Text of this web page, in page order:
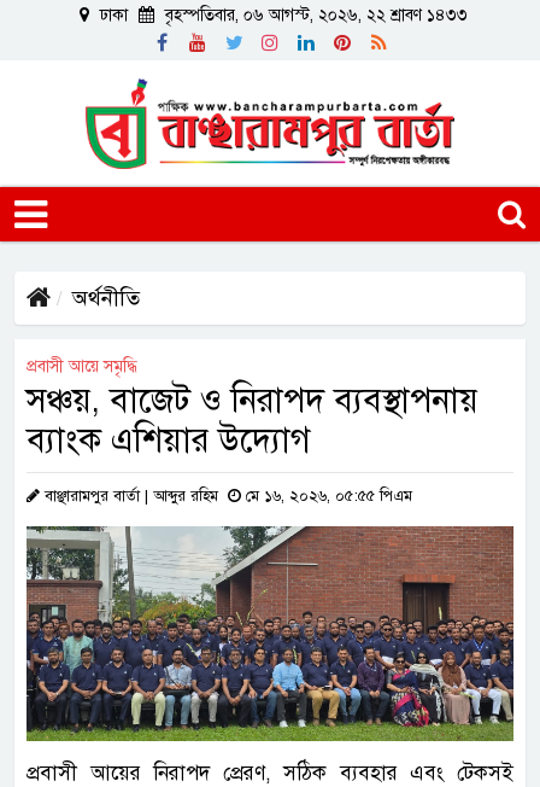
ঢাকা বৃহস্পতিবার, ০৬ আগস্ট, ২০২৬, ২২ শ্রাবণ ১৪৩৩
অর্থনীতি
প্রবাসী আয়ে সমৃদ্ধি
সঞ্চয়, বাজেট ও নিরাপদ ব্যবস্থাপনায়
ব্যাংক এশিয়ার উদ্যোগ
বাঞ্ছারামপুর বার্তা | আব্দুর রহিম মে ১৬, ২০২৬, ০৫:৫৫ পিএম
প্রবাসী আয়ের নিরাপদ প্রেরণ, সঠিক ব্যবহার এবং টেকসই